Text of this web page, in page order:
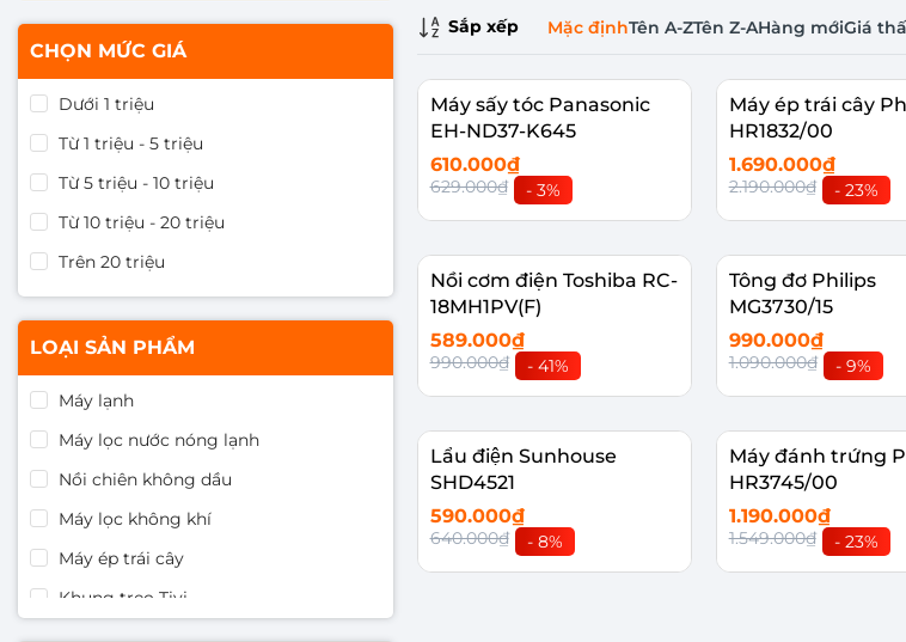
CHỌN MỨC GIÁ
Dưới 1 triệu
Từ 1 triệu - 5 triệu
Từ 5 triệu - 10 triệu
Từ 10 triệu - 20 triệu
Trên 20 triệu
LOẠI SẢN PHẨM
Máy lạnh
Máy lọc nước nóng lạnh
Nồi chiên không dầu
Máy lọc không khí
Máy ép trái cây
Khung treo Tivi
Tông đơ
Sắp xếp Mặc địnhTên A-ZTên Z-AHàng mớiGiá
Máy sấy tóc Panasonic
EH-ND37-K645
610.000₫
629.000₫ - 3%
Thêm vào giỏ
Máy ép trái cây
HR1832/00
1.690.000₫
2.190.000₫ - 23%
Thêm vào giỏ
Nồi cơm điện Toshiba RC-
18MH1PV(F)
589.000₫
990.000₫ - 41%
Thêm vào giỏ
Tông đơ Philips
MG3730/15
990.000₫
1.090.000₫ - 9%
Thêm vào giỏ
Lẩu điện Sunhouse
SHD4521
590.000₫
640.000₫ - 8%
Máy đánh trứng
HR3745/00
1.190.000₫
1.549.000₫ - 23%